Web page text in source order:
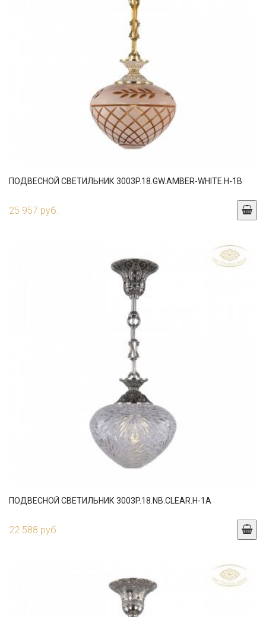
ПОДВЕСНОЙ СВЕТИЛЬНИК 3003P.18.GW.AMBER-WHITE.H-1B
25 957 руб.
ПОДВЕСНОЙ СВЕТИЛЬНИК 3003P.18.NB.CLEAR.H-1A
22 588 руб.